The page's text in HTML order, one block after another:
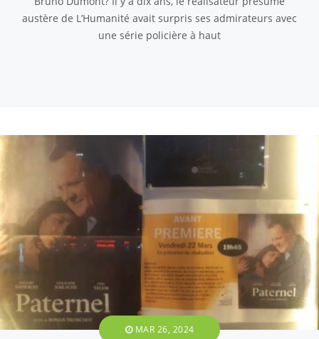
austère de L’Humanité avait surpris ses admirateurs avec
une série policière à haut
MAR 26, 2024